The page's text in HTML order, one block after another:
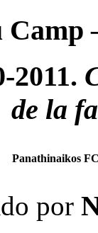
Camp
2011.
de la
Panathinaikos
por